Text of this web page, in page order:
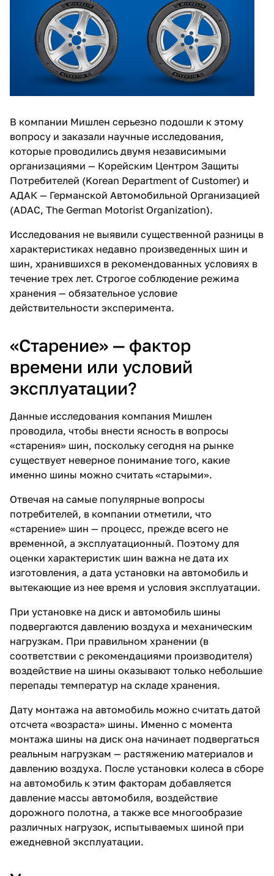
В компании Мишлен серьезно подошли к этому
вопросу и заказали научные исследования,
которые проводились двумя независимыми
организациями — Корейским Центром Защиты
Потребителей (Korean Department of Customer) и
АДАК — Германской Автомобильной Организацией
(ADAC, The German Motorist Organization).
Исследования не выявили существенной разницы в
характеристиках недавно произведенных шин и
шин, хранившихся в рекомендованных условиях в
течение трех лет. Строгое соблюдение режима
хранения — обязательное условие
действительности эксперимента.
«Старение» — фактор
времени или условий
эксплуатации?
Данные исследования компания Мишлен
проводила, чтобы внести ясность в вопросы
«старения» шин, поскольку сегодня на рынке
существует неверное понимание того, какие
именно шины можно считать «старыми».
Отвечая на самые популярные вопросы
потребителей, в компании отметили, что
«старение» шин — процесс, прежде всего не
временной, а эксплуатационный. Поэтому для
оценки характеристик шин важна не дата их
изготовления, а дата установки на автомобиль и
вытекающие из нее время и условия эксплуатации.
При установке на диск и автомобиль шины
подвергаются давлению воздуха и механическим
нагрузкам. При правильном хранении (в
соответствии с рекомендациями производителя)
воздействие на шины оказывают только небольшие
перепады температур на складе хранения.
Дату монтажа на автомобиль можно считать датой
отсчета «возраста» шины. Именно с момента
монтажа шины на диск она начинает подвергаться
реальным нагрузкам — растяжению материалов и
давлению воздуха. После установки колеса в сборе
на автомобиль к этим факторам добавляется
давление массы автомобиля, воздействие
дорожного полотна, а также все многообразие
различных нагрузок, испытываемых шиной при
ежедневной эксплуатации.